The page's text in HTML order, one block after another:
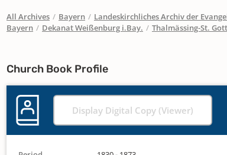
All Archives / Bayern / Landeskirchliches Archiv der
Bayern / Dekanat Weißenburg i.Bay. / Thalmässing-St.
Church Book Profile
Display Digital Copy (Viewer)